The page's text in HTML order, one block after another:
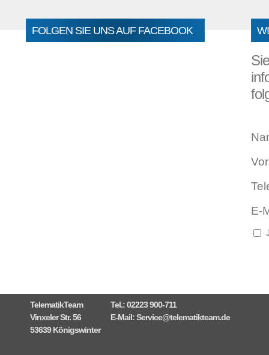
FOLGEN SIE UNS AUF FACEBOOK
E-
TelematikTeam
Vinxeler Str. 56
53639 Königswinter
Tel.: 02223 900-711
E-Mail:Service@telematikteam.de